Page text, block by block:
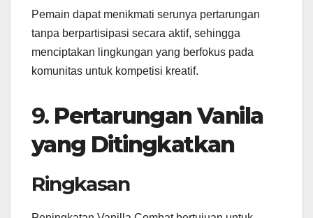
Pemain dapat menikmati serunya pertarungan
tanpa berpartisipasi secara aktif, sehingga
menciptakan lingkungan yang berfokus pada
komunitas untuk kompetisi kreatif.
9. Pertarungan Vanila
yang Ditingkatkan
Ringkasan